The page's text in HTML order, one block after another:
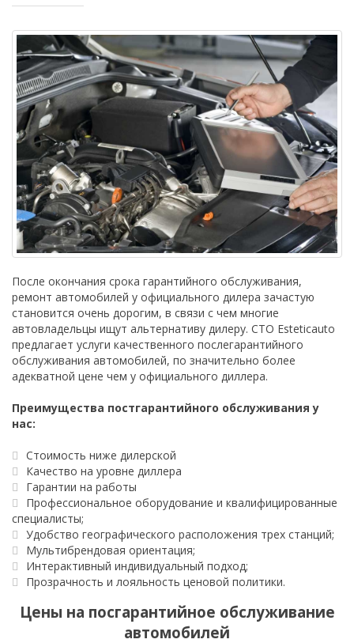
После окончания срока гарантийного обслуживания,
ремонт автомобилей у официального дилера зачастую
становится очень дорогим, в связи с чем многие
автовладельцы ищут альтернативу дилеру. СТО Esteticauto
предлагает услуги качественного послегарантийного
обслуживания автомобилей, по значительно более
адекватной цене чем у официального диллера.
Преимущества постгарантийного обслуживания у
нас:
Стоимость ниже дилерской
Качество на уровне диллера
Гарантии на работы
Профессиональное оборудование и квалифицированные
специалисты;
Удобство географического расположения трех станций;
Мультибрендовая ориентация;
Интерактивный индивидуальный подход;
Прозрачность и лояльность ценовой политики.
Цены на посгарантийное обслуживание
автомобилей